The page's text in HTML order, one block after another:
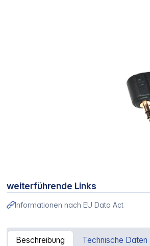
weiterführende Links
Informationen nach EU Data Act
Beschreibung Technische Daten